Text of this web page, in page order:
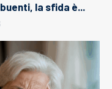
la sfida è...